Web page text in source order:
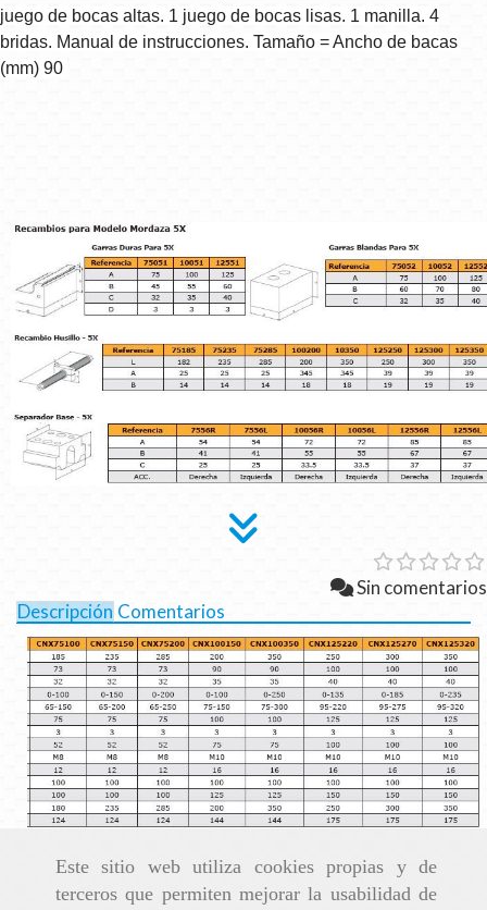
Este sitio web utiliza cookies propias y de
terceros que permiten mejorar la usabilidad de
juego de bocas altas. 1 juego de bocas lisas. 1 manilla. 4
bridas. Manual de instrucciones. Tamaño = Ancho de bacas
(mm) 90
Sin comentarios
Descripción Comentarios